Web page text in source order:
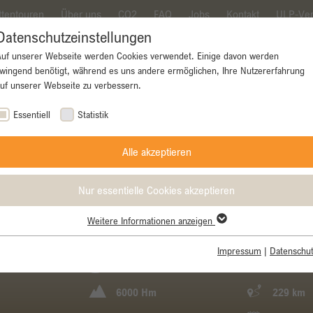
Über uns CO2 FAQ Jobs Kontakt ULP-
Rennrad E-Bike
6000 Hm
229 km
unserer Webseite werden Cookies verwendet. Einige davon werden
benötigt, während es uns andere ermöglichen, Ihre Nutzererfahrung
unserer Webseite zu verbessern.
Essentiell Statistik
Alle akzeptieren
Nur essentielle Cookies akzeptieren
Essentielle Cookies werden für grundlegende Funktionen der Webseite
funktioniert.
Weitere Informationen anzeigen
Impressum |